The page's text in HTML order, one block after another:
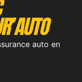
auto en